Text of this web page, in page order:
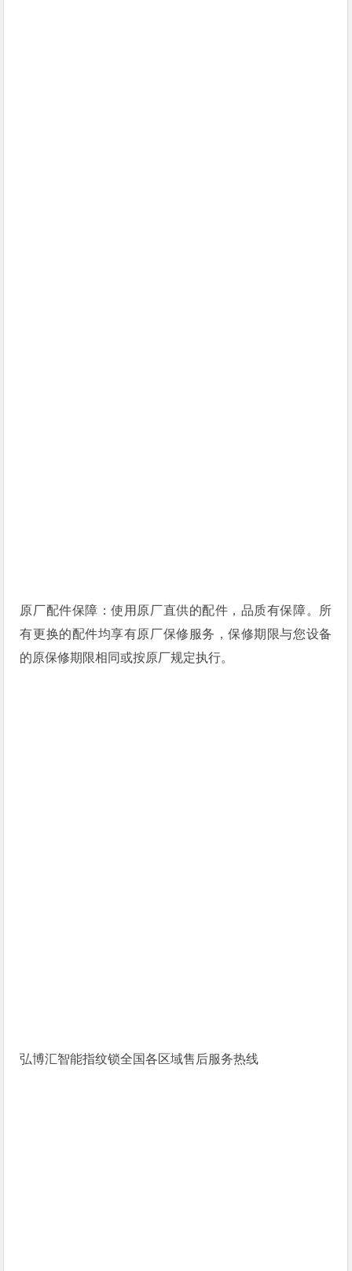
原厂配件保障：使用原厂直供的配件，品质有保障。所
有更换的配件均享有原厂保修服务，保修期限与您设备
的原保修期限相同或按原厂规定执行。
弘博汇智能指纹锁全国各区域售后服务热线